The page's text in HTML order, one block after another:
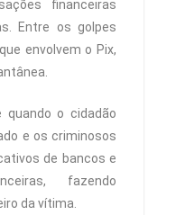
financeiras
Entre os golpes
envolvem o Pix,
quando o cidadão
e os criminosos
de bancos e
fazendo
da vítima.